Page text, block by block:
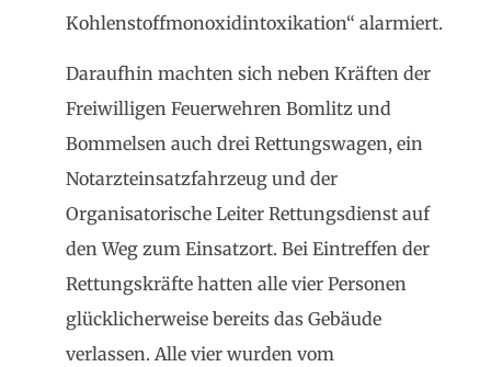
Kohlenstoffmonoxidintoxikation“ alarmiert.
Daraufhin machten sich neben Kräften der
Freiwilligen Feuerwehren Bomlitz und
Bommelsen auch drei Rettungswagen, ein
Notarzteinsatzfahrzeug und der
Organisatorische Leiter Rettungsdienst auf
den Weg zum Einsatzort. Bei Eintreffen der
Rettungskräfte hatten alle vier Personen
glücklicherweise bereits das Gebäude
verlassen. Alle vier wurden vom